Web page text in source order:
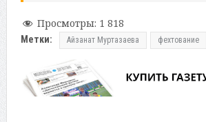
Просмотры: 1 818
Метки: Айзанат Муртазаева фехтование